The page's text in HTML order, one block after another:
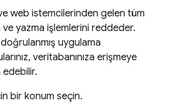
web istemcilerinden gelen tüm
ve yazma işlemlerini reddeder.
uygulama
veritabanınıza erişmeye
bir konum seçin.